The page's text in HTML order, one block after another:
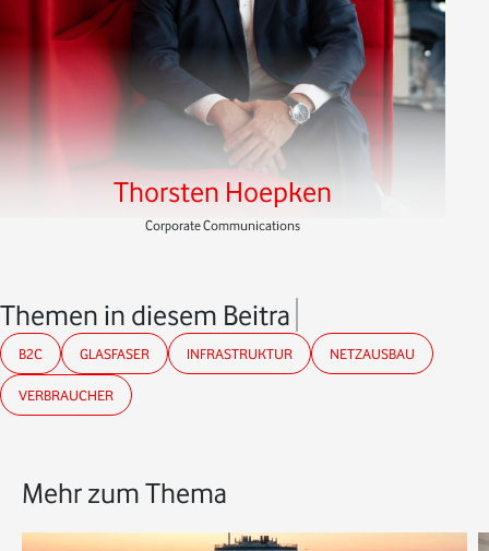
Thorsten Hoepken
Corporate Communications
Themen in diesem Beitrag
B2C GLASFASER INFRASTRUKTUR NETZAUSBAU
VERBRAUCHER
Mehr zum Thema